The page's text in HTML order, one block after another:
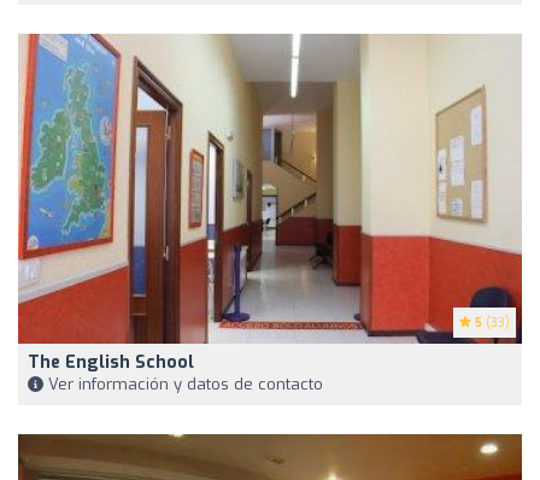
5 (33)
The English School
Ver información y datos de contacto